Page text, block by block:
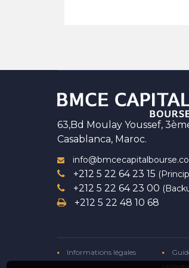
63,Bd Moulay Youssef,
Casablanca, Maroc.
+212 5 22 64 23 15
+212 5 22 64 23 00
+212 5 22 48 10 68
Informations légales